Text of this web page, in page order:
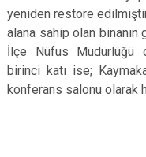
İznik
Karacabey
Keles
Kestel
yeniden restore
alana sahip olan binanın
İlçe Nüfus Müdürlüğü
birinci katı ise;
konferans salonu olarak